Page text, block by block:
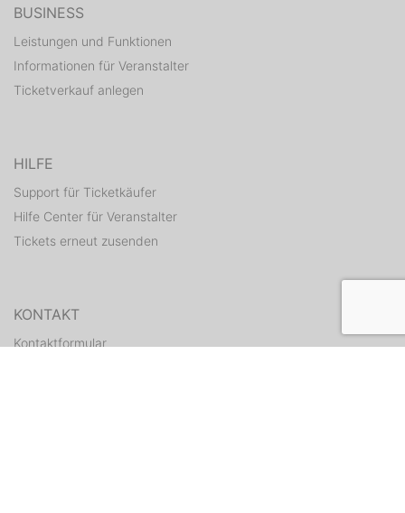
BUSINESS
Leistungen und Funktionen
Informationen für Veranstalter
Ticketverkauf anlegen
HILFE
Support für Ticketkäufer
Hilfe Center für Veranstalter
Tickets erneut zusenden
KONTAKT
Kontaktformular